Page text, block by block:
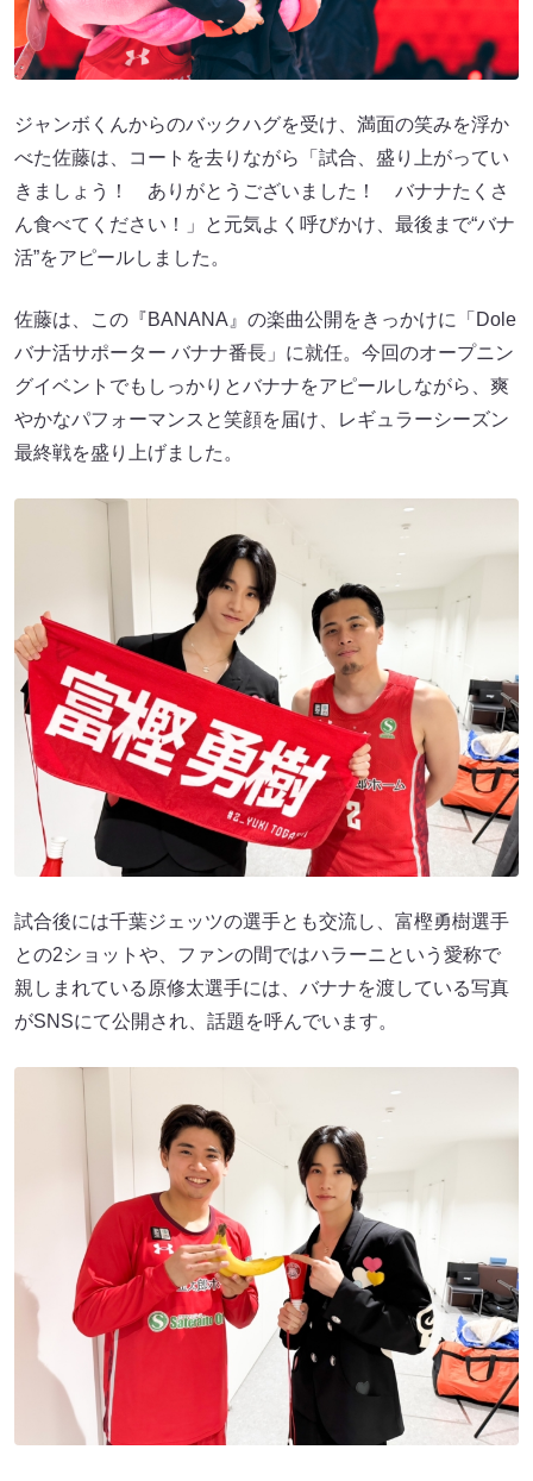
ジャンボくんからのバックハグを受け、満面の笑みを浮か
べた佐藤は、コートを去りながら「試合、盛り上がってい
きましょう！ ありがとうございました！ バナナたくさ
ん食べてください！」と元気よく呼びかけ、最後まで“バナ
活”をアピールしました。
佐藤は、この『BANANA』の楽曲公開をきっかけに「Dole
バナ活サポーター バナナ番長」に就任。今回のオープニン
グイベントでもしっかりとバナナをアピールしながら、爽
やかなパフォーマンスと笑顔を届け、レギュラーシーズン
最終戦を盛り上げました。
試合後には千葉ジェッツの選手とも交流し、富樫勇樹選手
との2ショットや、ファンの間ではハラーニという愛称で
親しまれている原修太選手には、バナナを渡している写真
がSNSにて公開され、話題を呼んでいます。